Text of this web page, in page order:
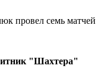
провел семь матчей
"Шахтера"